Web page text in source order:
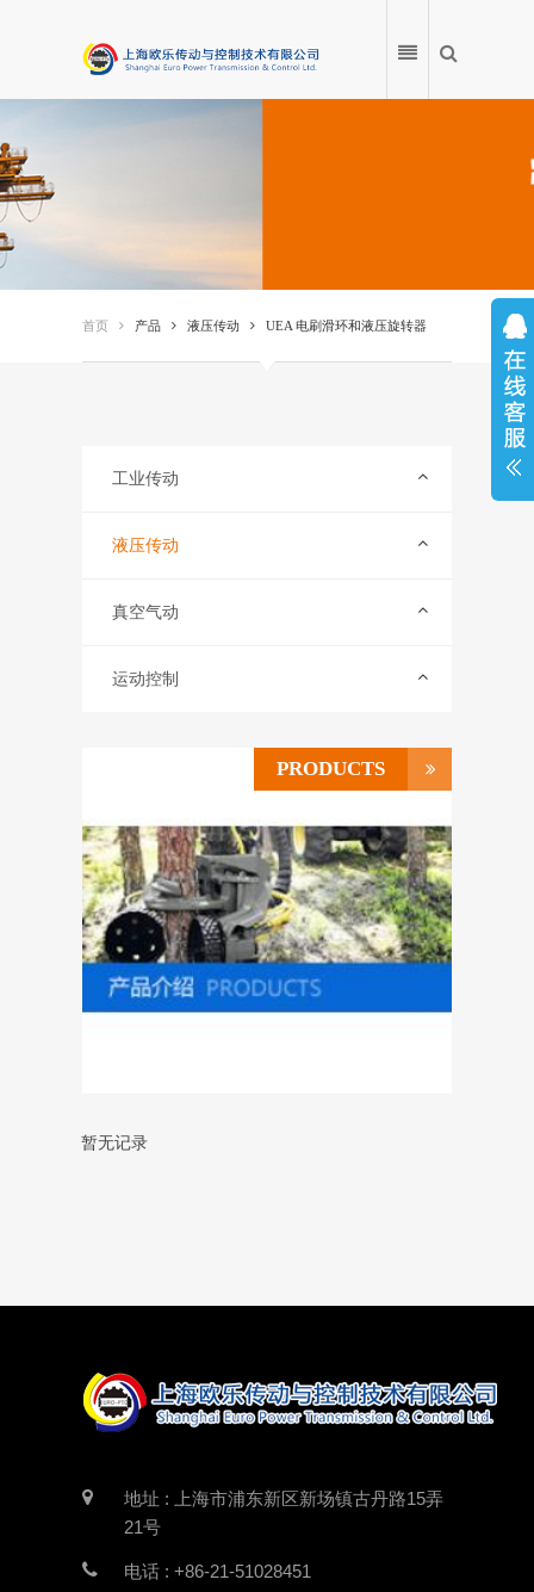
应用案例
首页 产品 液压传动 UEA 电刷滑环和液压旋转器
工业传动
液压传动
真空气动
运动控制
PRODUCTS
暂无记录
地址 : 上海市浦东新区新场镇古丹路15弄
21号
电话 : +86-21-51028451